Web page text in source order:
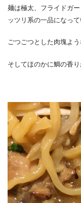
麺は極太、フライドガ
ッツリ系の一品になっ
ごつごつとした肉塊よ
そしてほのかに鯛の香